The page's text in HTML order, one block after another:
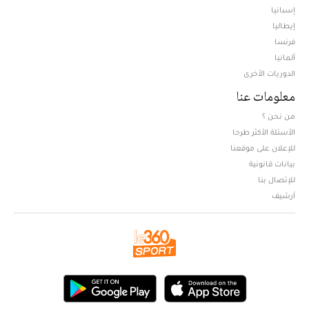
إسبانيا
إيطاليا
فرنسا
ألمانيا
الدوريات الأخرى
معلومات عنا
من نحن ؟
الأسئلة الأكثر طرحا
للإعلان على موقعنا
بيانات قانونية
للإتصال بنا
أرشيف